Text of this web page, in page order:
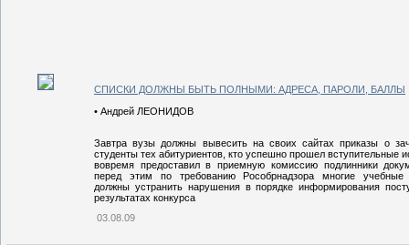
СПИСКИ ДОЛЖНЫ БЫТЬ ПОЛНЫМИ: АДРЕСА, ПАРОЛИ, БАЛЛЫ
• Андрей ЛЕОНИДОВ
Завтра вузы должны вывесить на своих сайтах приказы о
студенты тех абитуриентов, кто успешно прошел вступительные
вовремя предоставил в приемную комиссию подлинники
перед этим по требованию Рособрнадзора многие учебные
должны устранить нарушения в порядке информирования
результатах конкурса
03.08.09